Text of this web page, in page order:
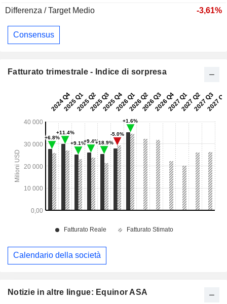
Notizie in altre lingue: Equinor ASA
Differenza / Target Medio
-3,61%
Consensus
Fatturato trimestrale - Indice di sorpresa
Calendario della società